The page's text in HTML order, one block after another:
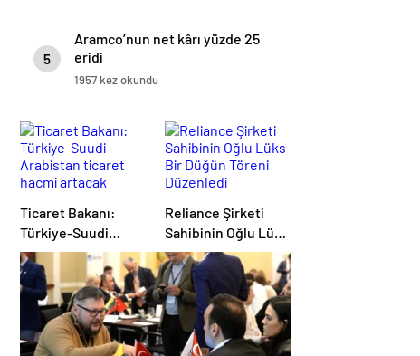
5
Aramco’nun net kârı yüzde 25
eridi
1957 kez okundu
Ticaret Bakanı:
Türkiye-Suudi
Arabistan ticaret
hacmi artacak
Reliance Şirketi
Sahibinin Oğlu Lüks
Bir Düğün Töreni
Düzenledi